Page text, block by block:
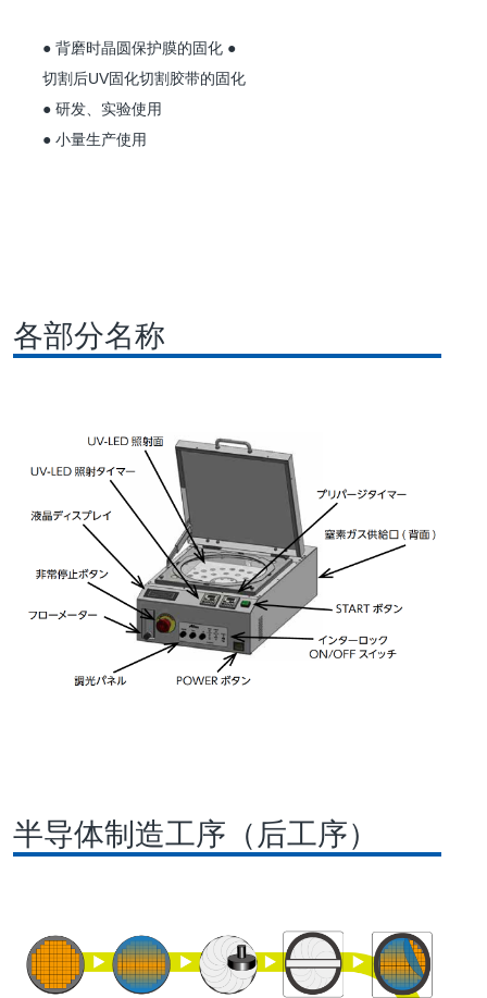
● 背磨时晶圆保护膜的固化 ●
切割后UV固化切割胶带的固化
● 研发、实验使用
● 小量生产使用
各部分名称
半导体制造工序（后工序）